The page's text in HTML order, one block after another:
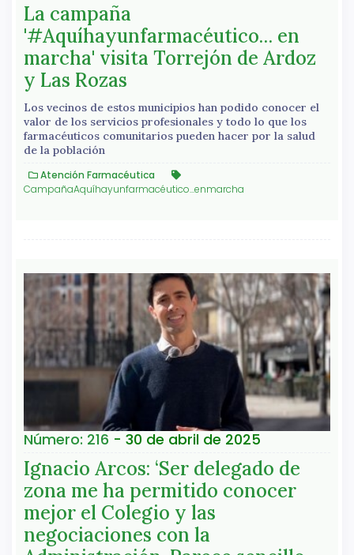
La campaña
'#Aquíhayunfarmacéutico… en
marcha' visita Torrejón de Ardoz
y Las Rozas
Los vecinos de estos municipios han podido conocer el
valor de los servicios profesionales y todo lo que los
farmacéuticos comunitarios pueden hacer por la salud
de la población
Atención Farmacéutica
CampañaAquíhayunfarmacéutico...enmarcha
Número: 216 - 30 de abril de 2025
Ignacio Arcos: ‘Ser delegado de
zona me ha permitido conocer
mejor el Colegio y las
negociaciones con la